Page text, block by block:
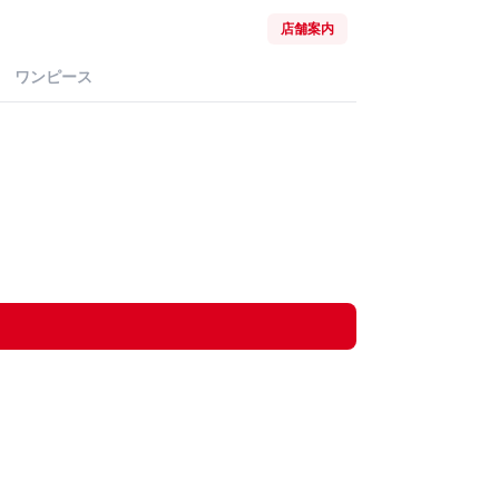
店舗案内
ワンピース